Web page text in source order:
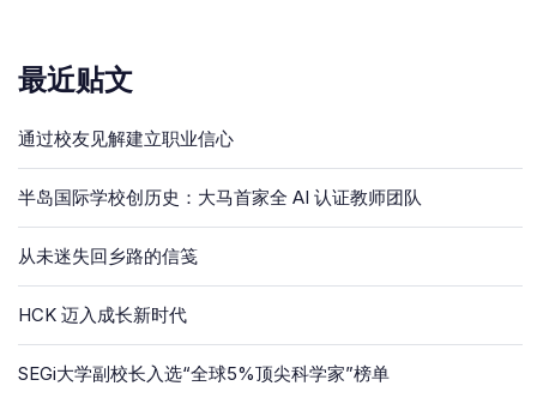
最近贴文
通过校友见解建立职业信心
半岛国际学校创历史：大马首家全 AI 认证教师团队
从未迷失回乡路的信笺
HCK 迈入成长新时代
SEGi大学副校长入选“全球5%顶尖科学家”榜单